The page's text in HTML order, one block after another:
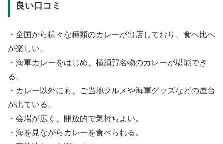
良い口コミ
・全国から様々な種類のカレーが出店しており、食べ比べ
が楽しい。
・海軍カレーをはじめ、横須賀名物のカレーが堪能でき
る。
・カレー以外にも、ご当地グルメや海軍グッズなどの屋台
が出ている。
・会場が広く、開放的で気持ちよい。
・海を見ながらカレーを食べられる。